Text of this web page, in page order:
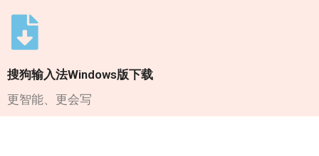
搜狗输入法Windows版下载
更智能、更会写